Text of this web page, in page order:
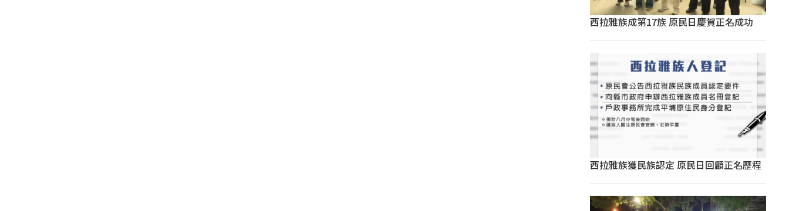
西拉雅族成第17族 原民日慶賀正名成功
西拉雅族獲民族認定 原民日回顧正名歷程